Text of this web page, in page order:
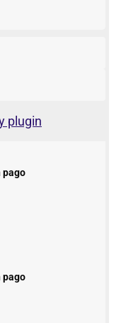
plugin
pago
pago